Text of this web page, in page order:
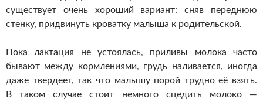
существует очень хороший вариант: сняв переднюю
стенку, придвинуть кроватку малыша к родительской.
Пока лактация не устоялась, приливы молока часто
бывают между кормлениями, грудь наливается, иногда
даже твердеет, так что малышу порой трудно её взять.
В таком случае стоит немного сцедить молоко —